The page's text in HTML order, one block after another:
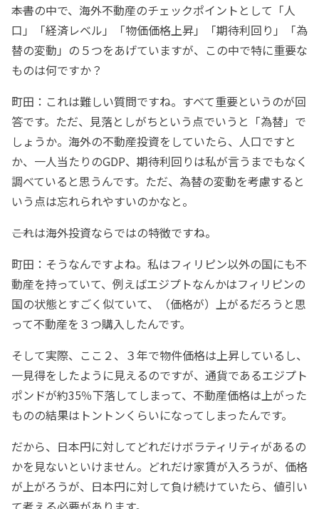
――本書の中で、海外不動産のチェックポイントとして「人
口」「経済レベル」「物価価格上昇」「期待利回り」「為
替の変動」の５つをあげていますが、この中で特に重要な
ものは何ですか？
町田：これは難しい質問ですね。すべて重要というのが回
答です。ただ、見落としがちという点でいうと「為替」で
しょうか。海外の不動産投資をしていたら、人口ですと
か、一人当たりのGDP、期待利回りは私が言うまでもなく
調べていると思うんです。ただ、為替の変動を考慮すると
いう点は忘れられやすいのかなと。
――これは海外投資ならではの特徴ですね。
町田：そうなんですよね。私はフィリピン以外の国にも不
動産を持っていて、例えばエジプトなんかはフィリピンの
国の状態とすごく似ていて、（価格が）上がるだろうと思
って不動産を３つ購入したんです。
そして実際、ここ２、３年で物件価格は上昇しているし、
一見得をしたように見えるのですが、通貨であるエジプト
ポンドが約35％下落してしまって、不動産価格は上がった
ものの結果はトントンくらいになってしまったんです。
だから、日本円に対してどれだけボラティリティがあるの
かを見ないといけません。どれだけ家賃が入ろうが、価格
が上がろうが、日本円に対して負け続けていたら、値引い